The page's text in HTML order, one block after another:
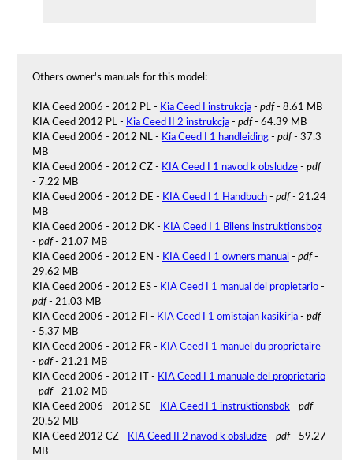
Others owner's manuals for this model:
KIA Ceed 2006 - 2012 PL - Kia Ceed I instrukcja- pdf- 8.61 MB
KIA Ceed 2012 PL - Kia Ceed II 2 instrukcja- pdf- 64.39 MB
KIA Ceed 2006 - 2012 NL - Kia Ceed I 1 handleiding- pdf- 37.3
MB
KIA Ceed 2006 - 2012 CZ - KIA Ceed I 1 navod k obsludze- pdf
- 7.22 MB
KIA Ceed 2006 - 2012 DE - KIA Ceed I 1 Handbuch- pdf- 21.24
MB
KIA Ceed 2006 - 2012 DK - KIA Ceed I 1 Bilens instruktionsbog
- pdf- 21.07 MB
KIA Ceed 2006 - 2012 EN - KIA Ceed I 1 owners manual - pdf-
29.62 MB
KIA Ceed 2006 - 2012 ES - KIA Ceed I 1 manual del propietario-
pdf- 21.03 MB
KIA Ceed 2006 - 2012 FI - KIA Ceed I 1 omistajan kasikirja- pdf
- 5.37 MB
KIA Ceed 2006 - 2012 FR - KIA Ceed I 1 manuel du proprietaire
- pdf- 21.21 MB
KIA Ceed 2006 - 2012 IT - KIA Ceed I 1 manuale del proprietario
- pdf- 21.02 MB
KIA Ceed 2006 - 2012 SE - KIA Ceed I 1 instruktionsbok - pdf-
20.52 MB
KIA Ceed 2012 CZ - KIA Ceed II 2 navod k obsludze- pdf- 59.27
MB